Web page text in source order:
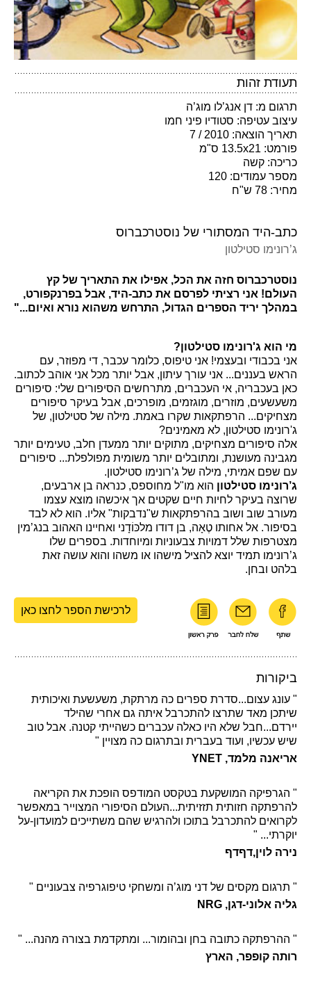
תעודת זהות
תרגום מ: דן אנג’לו מוג’ה
עיצוב עטיפה: סטודיו פיני חמו
תאריך הוצאה: 2010 / 7
פורמט: 13.5x21 ס"מ
כריכה: קשה
מספר עמודים: 120
מחיר: 78 ש"ח
כתב-היד המסתורי של נוסטרכברוס
ג’רונימו סטילטון
נוסטרכברוס חזה את הכל, אפילו את התאריך של קץ
העולם! אני רציתי לפרסם את כתב-היד, אבל בפרנקפורט,
במהלך יריד הספרים הגדול, התרחש משהוא נורא ואיום..."
מי הוא ג'רונימו סטילטון?
אני בכבודי ובעצמי! אני טיפוס, כלומר עכבר, די מפוזר, עם
הראש בעננים... אני עורך עיתון, אבל יותר מכל אני אוהב לכתוב.
כאן בעכבריה, אי העכברים, מתרחשים הסיפורים שלי: סיפורים
משעשעים, מוזרים, מוגזמים, מופרכים, אבל בעיקר סיפורים
מצחיקים... הרפתקאות שקרו באמת. מילה של סטילטון, של
ג'רונימו סטילטון, לא מאמינים?
אלה סיפורים מצחיקים, מתוקים יותר ממעדן חלב, טעימים יותר
מגבינה מעושנת, ומתובלים יותר משומית מפולפלת... סיפורים
עם שפם אמיתי, מילה של ג’רונימו סטילטון.
ג’רונימו סטילטון הוא מו"ל מחוספס, כנראה בן ארבעים,
שרוצה בעיקר לחיות חיים שקטים אך איכשהו מוצא עצמו
מעורב שוב ושוב בהרפתקאות ש"נדבקות" אליו. הוא לא לבד
בסיפור. אל אחותו טֶאָה, בן דודו מלכּוֹדָני ואחיינו האהוב בנג’מין
מצטרפות שלל דמויות צבעוניות ומיוחדות. בספרים שלו
ג’רונימו תמיד יוצא להציל מישהו או משהו והוא עושה זאת
בלהט ובחן.
לרכישת הספר לחצו כאן
ביקורות
" עונג עצום...סדרת ספרים כה מרתקת, משעשעת ואיכותית
שיתכן מאד שתרצו להתכרבל איתה גם אחרי שהילד
יירדם...חבל שלא היו כאלה עכברים כשהייתי קטנה. אבל טוב
שיש עכשיו, ועוד בעברית ובתרגום כה מצויין "
אריאנה מלמד, YNET
" הגרפיקה המושקעת בטקסט המודפס הופכת את הקריאה
להרפתקה חזותית תזזיתית...העולם הסיפורי המצוייר במאפשר
לקרואים להתכרבל בתוכו ולהרגיש שהם משתייכים למועדון-על
יוקרתי... "
נירה לוין,דףדף
" תרגום מקסים של דני מוג’ה ומשחקי טיפוגרפיה צבעוניים "
גליה אלוני-דגן, NRG
" ההרפתקה כתובה בחן ובהומור... ומתקדמת בצורה מהנה... "
רותה קופפר, הארץ